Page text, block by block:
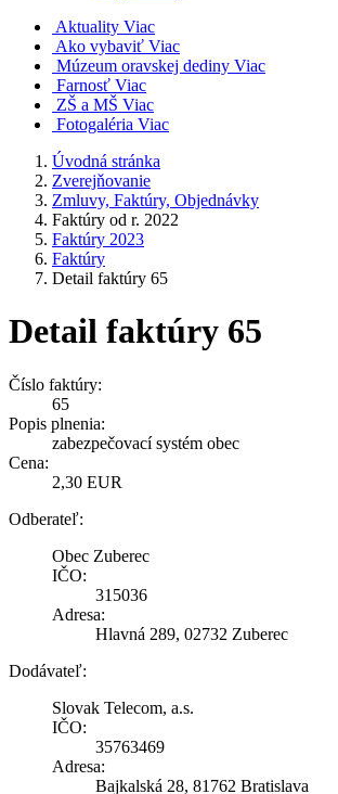
Aktuality Viac
Ako vybaviť Viac
Múzeum oravskej dediny Viac
Farnosť Viac
ZŠ a MŠ Viac
Fotogaléria Viac
Úvodná stránka
Zverejňovanie
Zmluvy, Faktúry, Objednávky
Faktúry od r. 2022
Faktúry 2023
Faktúry
Detail faktúry 65
Detail faktúry 65
Číslo faktúry:
65
Popis plnenia:
zabezpečovací systém obec
Cena:
2,30 EUR
Odberateľ:
Obec Zuberec
IČO:
315036
Adresa:
Hlavná 289, 02732 Zuberec
Dodávateľ:
Slovak Telecom, a.s.
IČO:
35763469
Adresa:
Bajkalská 28, 81762 Bratislava